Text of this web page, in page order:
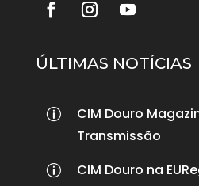
ÚLTIMAS NOTÍCIAS
p
CIM Douro
Transmissão
p CIM Douro na